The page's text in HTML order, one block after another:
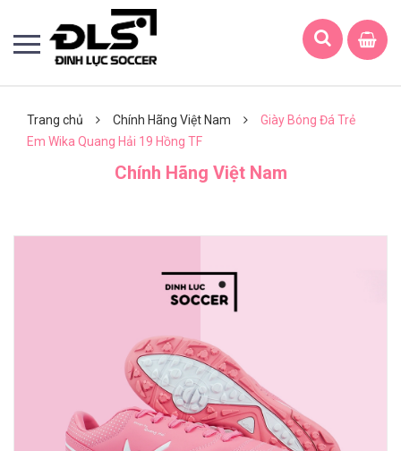
Trang chủ Chính Hãng Việt Nam
Giày Bóng Đá Trẻ
Em Wika Quang Hải 19 Hồng TF
Chính Hãng Việt Nam